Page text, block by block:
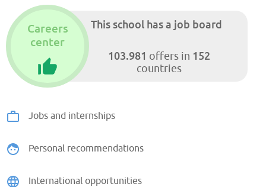
This school has a job board
103.981 offers in 152
countries
Careers
center
Jobs and internships
Personal recommendations
International opportunities